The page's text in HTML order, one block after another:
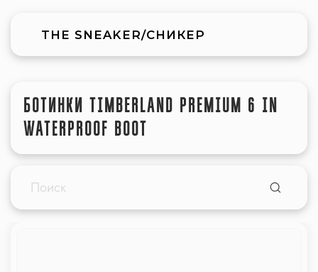
THE SNEAKER/СНИКЕР
БОТИНКИ TIMBERLAND PREMIUM 6 IN
WATERPROOF BOOT